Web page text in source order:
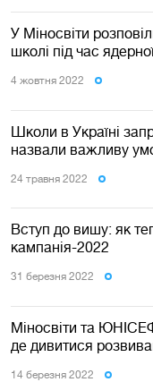
У Міносвіти
школі під час
4 жовтня 2022
Школи в Україні
назвали важливу
24 травня 2022
Вступ до вишу: як
кампанія-2022
31 березня 2022
Міносвіти та
де дивитися
14 березня 2022